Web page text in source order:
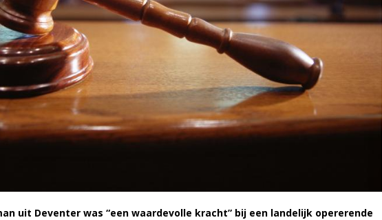
uit Deventer was “een waardevolle kracht” bij een landelijk opererende